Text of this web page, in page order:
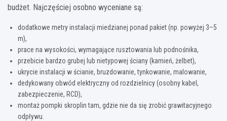
budżet. Najczęściej osobno wyceniane są:
dodatkowe metry instalacji miedzianej ponad pakiet (np. powyżej 3–5
m),
prace na wysokości, wymagające rusztowania lub podnośnika,
przebicie bardzo grubej lub nietypowej ściany (kamień, żelbet),
ukrycie instalacji w ścianie, bruzdowanie, tynkowanie, malowanie,
dedykowany obwód elektryczny od rozdzielnicy (osobny kabel,
zabezpieczenie, RCD),
montaż pompki skroplin tam, gdzie nie da się zrobić grawitacyjnego
odpływu.